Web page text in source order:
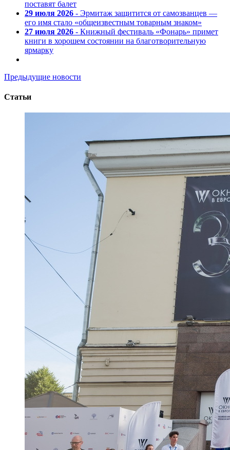
поставят балет
29 июля 2026 - Эрмитаж защитится от самозванцев —
его имя стало «общеизвестным товарным знаком»
27 июля 2026 - Книжный фестиваль «Фонарь» примет
книги в хорошем состоянии на благотворительную
ярмарку
Предыдущие новости
Статьи